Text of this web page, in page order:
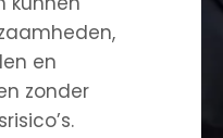
en
zonder